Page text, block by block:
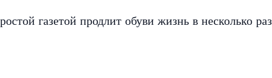
газетой продлит обуви жизнь в несколько раз